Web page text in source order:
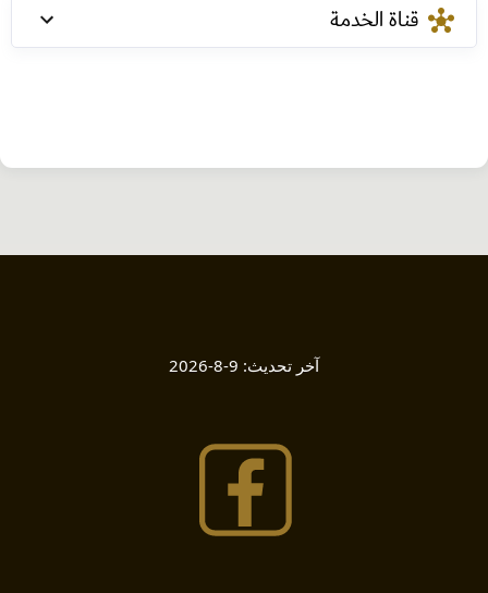
hub قناة الخدمة
آخر تحديث: 9-8-2026